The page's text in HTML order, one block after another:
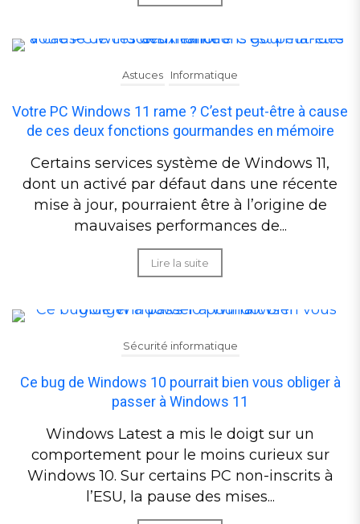
Astuces Informatique
Votre PC Windows 11 rame ? C’est peut-être à cause
de ces deux fonctions gourmandes en mémoire
Certains services système de Windows 11,
dont un activé par défaut dans une récente
mise à jour, pourraient être à l’origine de
mauvaises performances de...
Lire la suite
Sécurité informatique
Ce bug de Windows 10 pourrait bien vous obliger à
passer à Windows 11
Windows Latest a mis le doigt sur un
comportement pour le moins curieux sur
Windows 10. Sur certains PC non-inscrits à
l’ESU, la pause des mises...